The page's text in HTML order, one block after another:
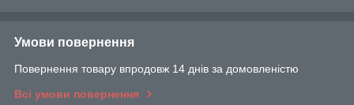
Умови повернення
Повернення товару впродовж 14 днів за домовленістю
Всі умови повернення